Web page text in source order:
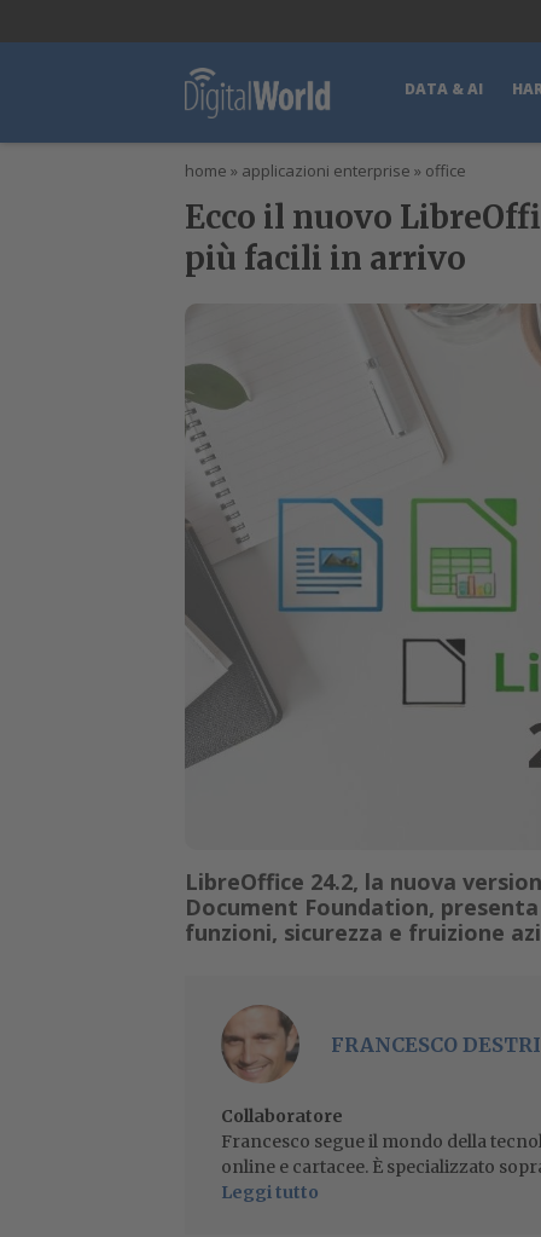
DATA & AI
home » applicazioni enterprise » office
Ecco il nuovo
più facili in arrivo
LibreOffice 24.2, la nuova
Document Foundation,
funzioni, sicurezza e fruizione
FRANCESCO DESTRI
Collaboratore
Francesco segue il mondo della
online e cartacee. È specializzato
Leggi tutto